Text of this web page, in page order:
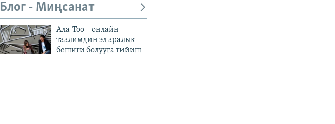
Блог - Миңсанат
Ала-Тоо – онлайн
таалимдин эл аралык
бешиги болууга тийиш